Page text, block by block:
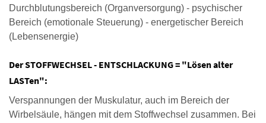
Durchblutungsbereich (Organversorgung) - psychischer
Bereich (emotionale Steuerung) - energetischer Bereich
(Lebensenergie)
Der STOFFWECHSEL - ENTSCHLACKUNG = "Lösen alter
LASTen":
Verspannungen der Muskulatur, auch im Bereich der
Wirbelsäule, hängen mit dem Stoffwechsel zusammen. Bei